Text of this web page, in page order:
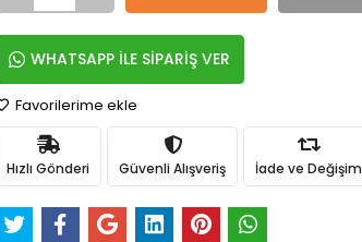
WHATSAPP İLE SİPARİŞ VER
Favorilerime ekle
Hızlı Gönderi Güvenli Alışveriş İade ve Değişim